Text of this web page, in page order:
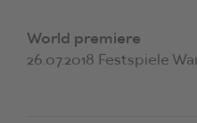
World premiere
26.07.2018 Festspiele